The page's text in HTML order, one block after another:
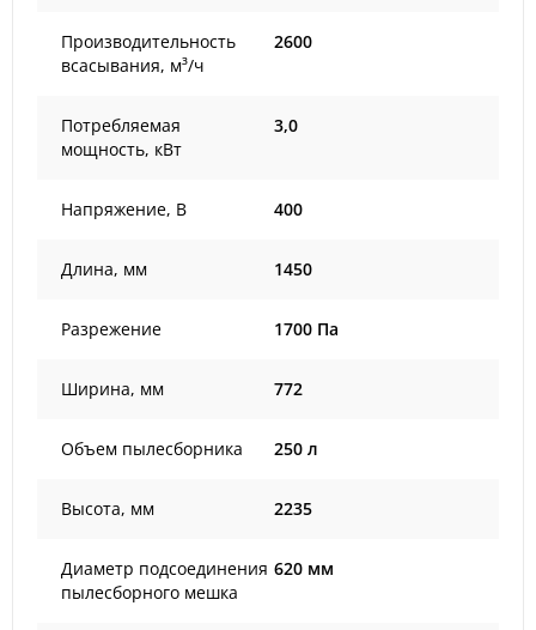
Производительность
всасывания, м³/ч
2600
Потребляемая
мощность, кВт
3,0
Напряжение, В 400
Длина, мм 1450
Разрежение 1700 Па
Ширина, мм 772
Объем пылесборника 250 л
Высота, мм 2235
Диаметр подсоединения
пылесборного мешка
620 мм